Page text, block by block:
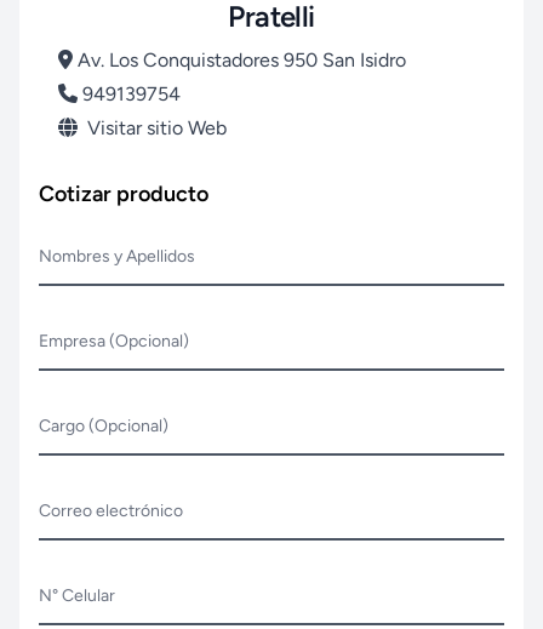
Pratelli
Av. Los Conquistadores 950 San Isidro
949139754
Visitar sitio Web
Cotizar producto
Nombres y Apellidos
Empresa (Opcional)
Cargo (Opcional)
Correo electrónico
N° Celular